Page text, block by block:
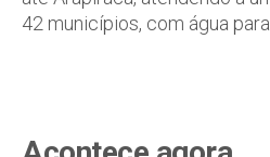
42 municípios, com água